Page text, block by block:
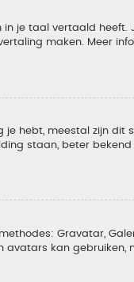
in je taal vertaald heeft.
maken. Meer
hebt, meestal zijn dit
staan, beter bekend
Gravatar,
avatars kan